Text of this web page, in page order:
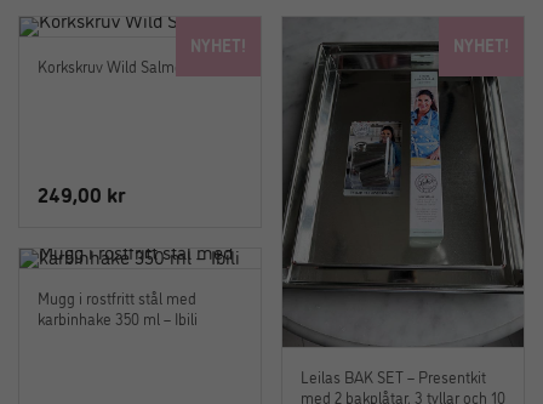
NYHET!
Korkskruv Wild Salmon
249,00 kr
NYHET!
Leilas BAK SET – Presentkit
med 2 bakplåtar, 3 tyllar och 10
Mugg i rostfritt stål med
karbinhake 350 ml – Ibili